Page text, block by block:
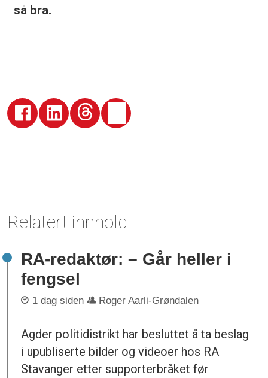
så bra.
Relatert innhold
RA-redaktør: – Går heller i
fengsel
1 dag siden Roger Aarli-Grøndalen
Agder politidistrikt har besluttet å ta beslag
i upubliserte bilder og videoer hos RA
Stavanger etter supporterbråket før